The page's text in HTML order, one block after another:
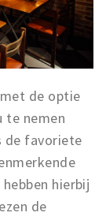
de optie
te nemen
de favoriete
hierbij
de